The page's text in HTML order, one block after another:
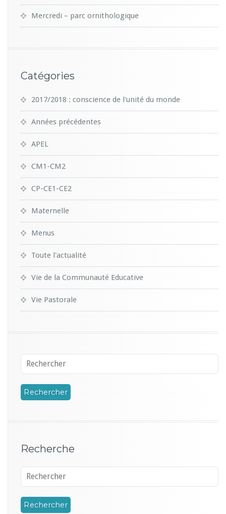
Mercredi – parc ornithologique
Catégories
2017/2018 : conscience de l'unité du monde
Années précédentes
APEL
CM1-CM2
CP-CE1-CE2
Maternelle
Menus
Toute l'actualité
Vie de la Communauté Educative
Vie Pastorale
Recherche